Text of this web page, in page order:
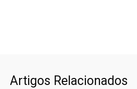
Artigos Relacionados